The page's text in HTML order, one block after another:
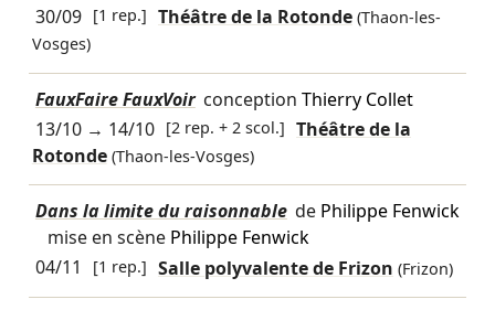
30/09 [1 rep.] Théâtre de la Rotonde (Thaon-les-
Vosges)
FauxFaire FauxVoir conception Thierry Collet
13/10→ 14/10 [2 rep. + 2 scol.] Théâtre de la
Rotonde (Thaon-les-Vosges)
Dans la limite du raisonnable de Philippe Fenwick
mise en scène Philippe Fenwick
04/11
[1 rep.] Salle polyvalente de Frizon (Frizon)